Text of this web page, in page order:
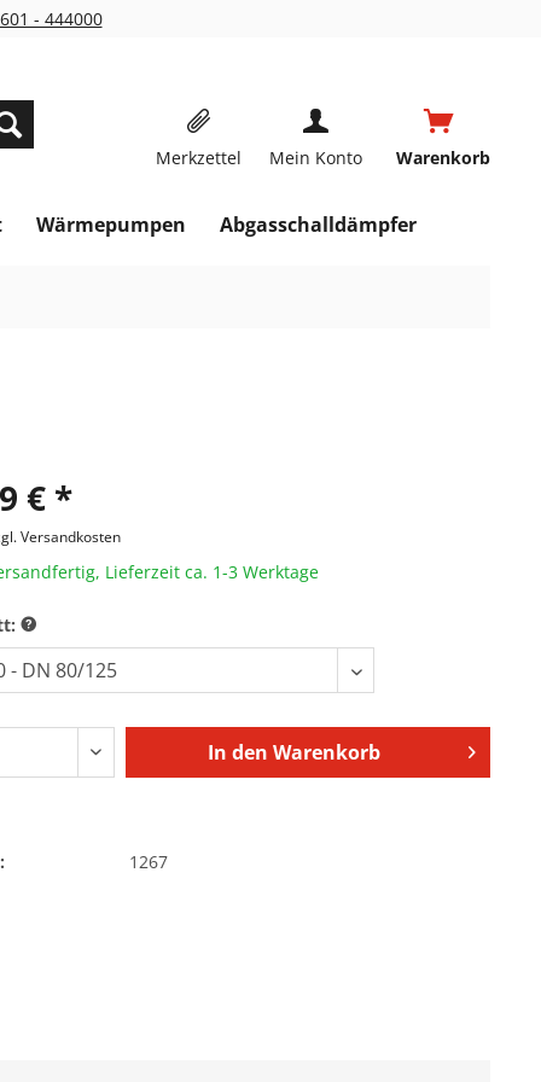
- 444000
Merkzettel Mein Konto Warenkorb
Wärmepumpen Abgasschalldämpfer
€ *
Versandkosten
Lieferzeit ca. 1-3 Werktage
In den Warenkorb
1267